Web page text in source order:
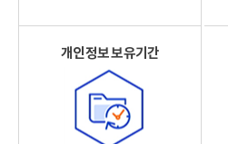
개인정보 보유기간